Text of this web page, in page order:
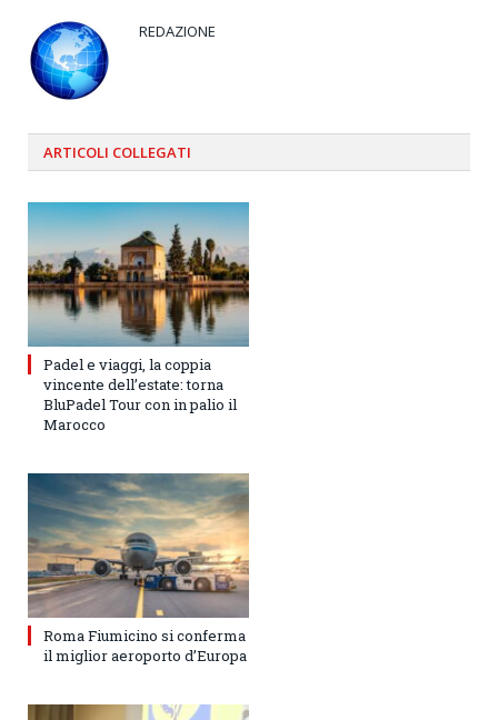
REDAZIONE
ARTICOLI COLLEGATI
Padel e viaggi, la coppia
vincente dell’estate: torna
BluPadel Tour con in palio il
Marocco
Roma Fiumicino si conferma
il miglior aeroporto d’Europa